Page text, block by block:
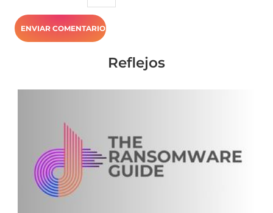
Reflejos